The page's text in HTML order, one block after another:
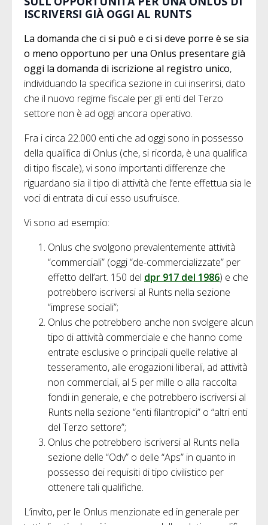
ISCRIVERSI GIÀ OGGI AL RUNTS
La domanda che ci si può e ci si deve porre è se sia
o meno opportuno per una Onlus presentare già
oggi la domanda di iscrizione al registro unico,
individuando la specifica sezione in cui inserirsi, dato
che il nuovo regime fiscale per gli enti del Terzo
settore non è ad oggi ancora operativo.
Fra i circa 22.000 enti che ad oggi sono in possesso
della qualifica di Onlus (che, si ricorda, è una qualifica
di tipo fiscale), vi sono importanti differenze che
riguardano sia il tipo di attività che l’ente effettua sia le
voci di entrata di cui esso usufruisce.
Vi sono ad esempio:
Onlus che svolgono prevalentemente attività
“commerciali” (oggi “de-commercializzate” per
effetto dell’art. 150 del dpr 917 del 1986) e che
potrebbero iscriversi al Runts nella sezione
“imprese sociali”;
Onlus che potrebbero anche non svolgere alcun
tipo di attività commerciale e che hanno come
entrate esclusive o principali quelle relative al
tesseramento, alle erogazioni liberali, ad attività
non commerciali, al 5 per mille o alla raccolta
fondi in generale, e che potrebbero iscriversi al
Runts nella sezione “enti filantropici” o “altri enti
del Terzo settore”;
Onlus che potrebbero iscriversi al Runts nella
sezione delle “Odv” o delle “Aps” in quanto in
possesso dei requisiti di tipo civilistico per
ottenere tali qualifiche.
L’invito, per le Onlus menzionate ed in generale per